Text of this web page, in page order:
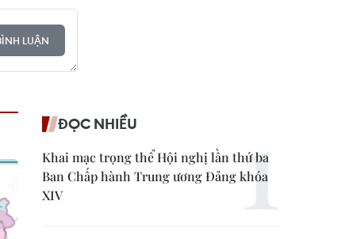
LUẬN
ĐỌC NHIỀU
Khai mạc trọng thể Hội nghị lần thứ ba
Ban Chấp hành Trung ương Đảng khóa
XIV